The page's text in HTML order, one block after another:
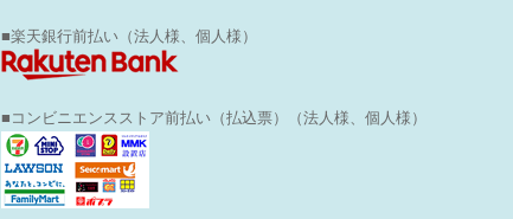
■楽天銀行前払い （法人様、個人様）
■コンビニエンスストア前払い（払込票）（法人様、個人様）